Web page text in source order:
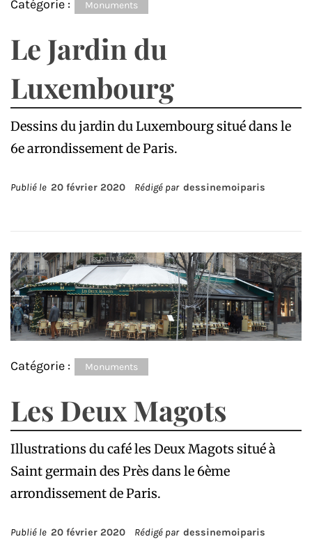
Catégorie : Monuments
Le Jardin du
Luxembourg
Dessins du jardin du Luxembourg situé dans le
6e arrondissement de Paris.
Publié le 20 février 2020 Rédigé par dessinemoiparis
Catégorie : Monuments
Les Deux Magots
Illustrations du café les Deux Magots situé à
Saint germain des Près dans le 6ème
arrondissement de Paris.
Publié le 20 février 2020 Rédigé par dessinemoiparis